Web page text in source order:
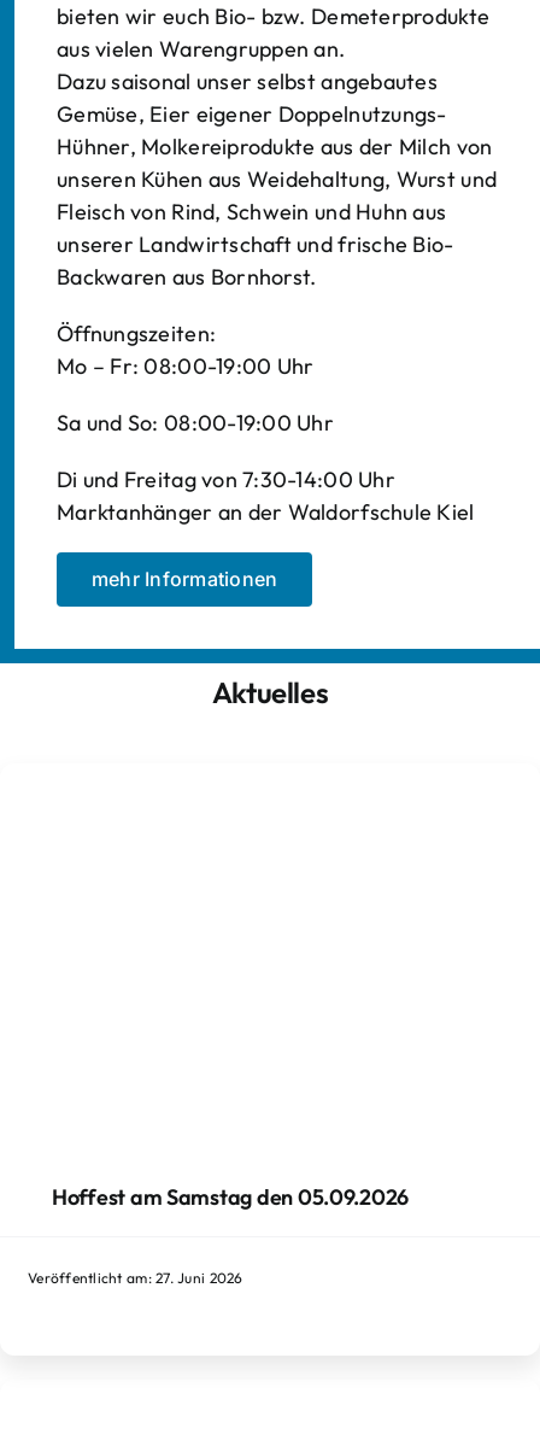
bieten wir euch Bio- bzw. Demeterprodukte
aus vielen Warengruppen an.
Dazu saisonal unser selbst angebautes
Gemüse, Eier eigener Doppelnutzungs-
Hühner, Molkereiprodukte aus der Milch von
unseren Kühen aus Weidehaltung, Wurst und
Fleisch von Rind, Schwein und Huhn aus
unserer Landwirtschaft und frische Bio-
Backwaren aus Bornhorst.
Öffnungszeiten:
Mo – Fr: 08:00-19:00 Uhr
Sa und So: 08:00-19:00 Uhr
Di und Freitag von 7:30-14:00 Uhr
Marktanhänger an der Waldorfschule Kiel
mehr Informationen
Aktuelles
Hoffest am Samstag den 05.09.2026
Veröffentlicht am: 27. Juni 2026